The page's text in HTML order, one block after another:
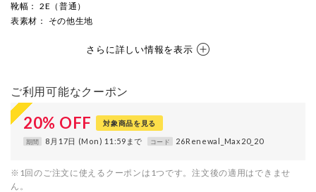
靴幅 ： 2E（普通）
表素材 ： その他生地
さらに詳しい情報を表示
ご利用可能なクーポン
20% OFF 対象商品を見る
期間 8月17日 (Mon) 11:59まで コード 26Renewal_Max20_20
※1回のご注文に使えるクーポンは1つです。注文後の適用はできませ
ん。